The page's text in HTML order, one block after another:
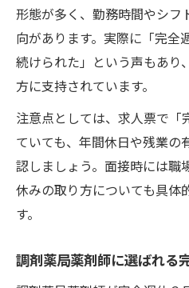
形態が多く、勤務時間やシフ
向があります。実際に「完全
続けられた」という声もあり
方に支持されています。
注意点としては、求人票で
ていても、年間休日や残業の
認しましょう。面接時には職
休みの取り方についても具体
す。
調剤薬局薬剤師に選ばれる